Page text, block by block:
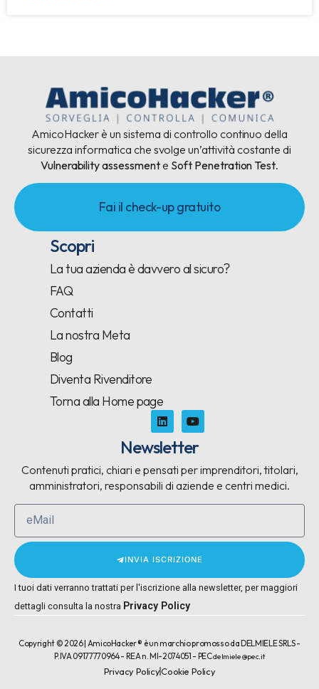
AmicoHacker è un sistema di controllo continuo della
sicurezza informatica che svolge un’attività costante di
Vulnerability assessmente Soft Penetration Test.
Fai il check-up gratuito
Scopri
La tua azienda è davvero al sicuro?
FAQ
Contatti
La nostra Meta
Blog
Diventa Rivenditore
Torna alla Home page
Newsletter
Contenuti pratici, chiari e pensati per imprenditori, titolari,
amministratori, responsabili di aziende e centri medici.
INVIA ISCRIZIONE
I tuoi dati verranno trattati per l'iscrizione alla newsletter, per maggiori
dettagli consulta la nostra Privacy Policy
Copyright © 2026 | AmicoHacker ® è un marchio promosso da DELMIELE SRLS -
P.IVA 09177770964 - REA n. MI-2074051 - PECdelmiele@pec.it
Privacy PolicyCookie Policy